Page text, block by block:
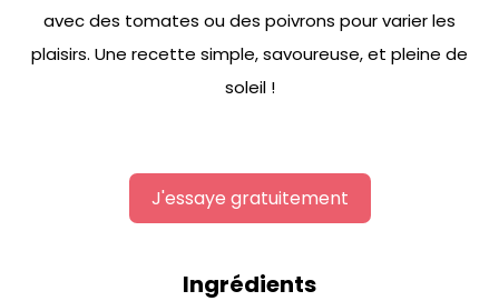
avec des tomates ou des poivrons pour varier les
plaisirs. Une recette simple, savoureuse, et pleine de
soleil !
J'essaye gratuitement
Ingrédients